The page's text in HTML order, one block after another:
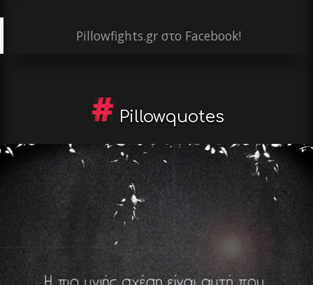
Pillowfights.gr στο Facebook!
Pillowquotes